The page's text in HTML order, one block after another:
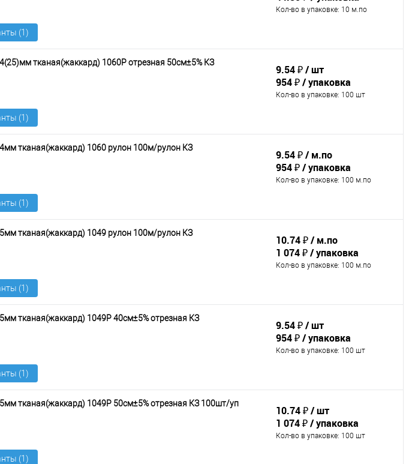
Кол-во в упаковке: 10 м.по
тканая(жаккард) 1060Р отрезная 50см±5% КЗ
9.54 ₽
шт
954 ₽
упаковка
Кол-во в упаковке: 100 шт
тканая(жаккард) 1060 рулон 100м/рулон КЗ
9.54 ₽
м.по
954 ₽
упаковка
Кол-во в упаковке: 100 м.по
тканая(жаккард) 1049 рулон 100м/рулон КЗ
10.74 ₽
м.по
1 074 ₽
упаковка
Кол-во в упаковке: 100 м.по
тканая(жаккард) 1049Р 40см±5% отрезная КЗ
9.54 ₽
шт
954 ₽
упаковка
Кол-во в упаковке: 100 шт
тканая(жаккард) 1049Р 50см±5% отрезная КЗ 100шт/уп
10.74 ₽
шт
1 074 ₽
упаковка
Кол-во в упаковке: 100 шт